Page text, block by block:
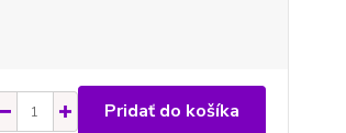
Pridať do košíka